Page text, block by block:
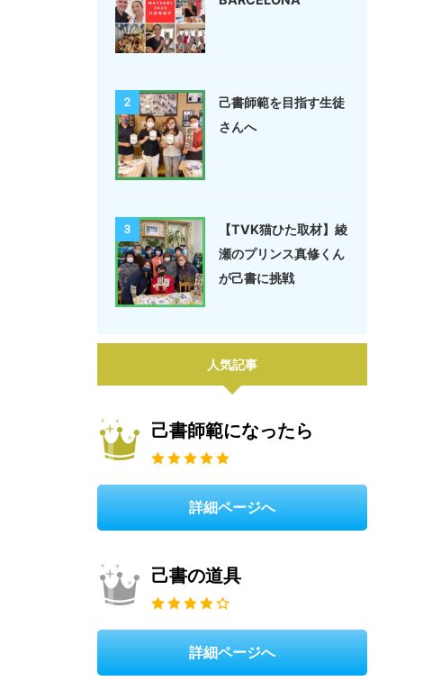
2
己書師範を目指す生徒
さんへ
3
【TVK猫ひた取材】綾
瀬のプリンス真修くん
が己書に挑戦
人気記事
己書師範になったら
詳細ページへ
己書の道具
詳細ページへ